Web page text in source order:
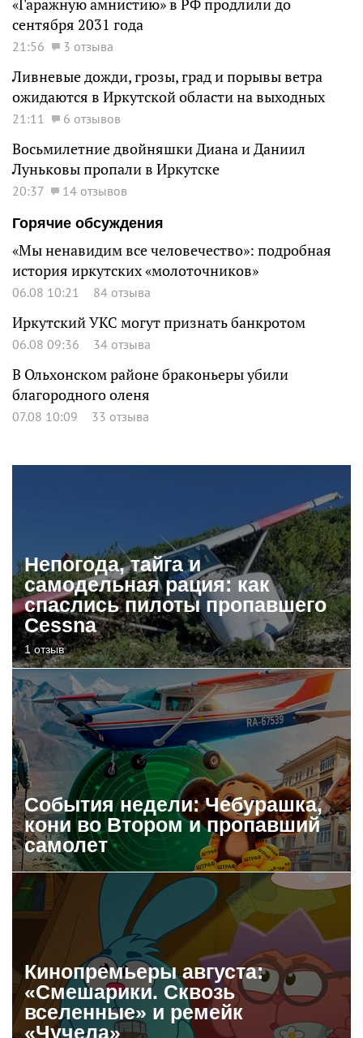
«Гаражную амнистию» в РФ продлили до
сентября 2031 года
21:56 3 отзыва
Ливневые дожди, грозы, град и порывы ветра
ожидаются в Иркутской области на выходных
21:11 6 отзывов
Восьмилетние двойняшки Диана и Даниил
Луньковы пропали в Иркутске
20:37
14 отзывов
Горячие обсуждения
«Мы ненавидим все человечество»: подробная
история иркутских «молоточников»
06.08 10:21 84 отзыва
Иркутский УКС могут признать банкротом
06.08 09:36 34 отзыва
В Ольхонском районе браконьеры убили
благородного оленя
07.08 10:09 33 отзыва
Непогода, тайга и
самодельная рация: как
спаслись пилоты пропавшего
Cessna
1 отзыв
События недели: Чебурашка,
кони во Втором и пропавший
самолет
Кинопремьеры августа:
«Смешарики. Сквозь
вселенные» и ремейк
«Чучела»